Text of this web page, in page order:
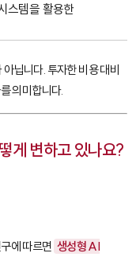
스템을 활용한
닙니다. 투자한 비용 대비
의미합니다.
게 변하고 있나요?
에 따르면 생성형 AI